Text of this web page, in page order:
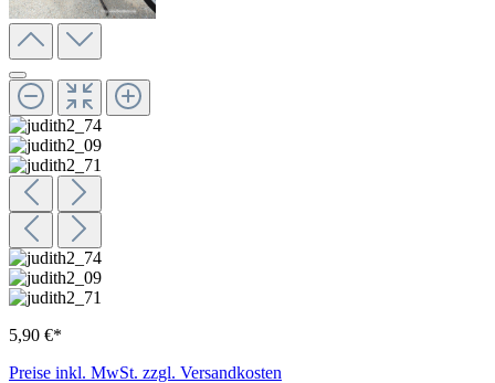
5,90 €*
Preise inkl. MwSt. zzgl. Versandkosten